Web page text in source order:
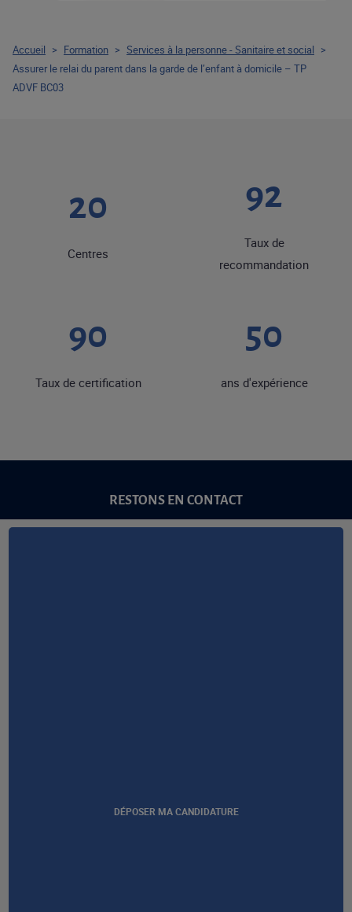
DÉPOSER MA CANDIDATURE
20
Centres
92
Taux de
recommandation
90
Taux de certification
50
ans d'expérience
RESTONS EN CONTACT
Accueil > Formation > Services à la personne - Sanitaire et social >
Assurer le relai du parent dans la garde de l’enfant à domicile – TP
ADVF BC03